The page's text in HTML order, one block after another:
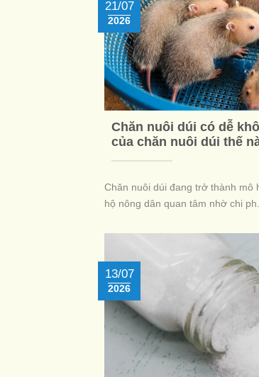
Chăn nuôi dúi có dễ
của chăn nuôi dúi thế
21/07
2026
Chăn nuôi dúi đang trở thành mô
hộ nông dân quan tâm nhờ chi
13/07
2026